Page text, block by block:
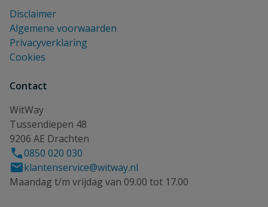
Disclaimer
Algemene voorwaarden
Privacyverklaring
Cookies
Contact
WitWay
Tussendiepen 48
9206 AE Drachten
0850 020 030
klantenservice@witway.nl
Maandag t/m vrijdag van 09.00 tot 17.00